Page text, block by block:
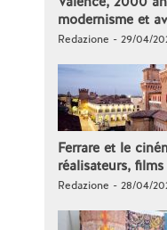
modernisme et
Redazione - 29/04/
Ferrare et le
réalisateurs,
Redazione - 28/04/